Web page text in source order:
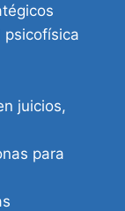
psicofísica
juicios,
para